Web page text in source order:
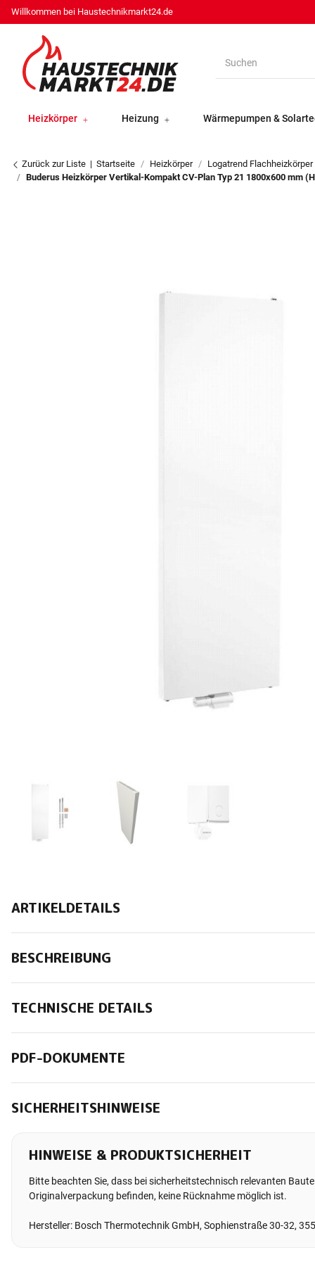
Willkommen bei Haustechnikmarkt24.de
Heizkörper Heizung Wärmepumpen &
Zurück zur Liste Startseite Heizkörper Logatrend
Buderus Heizkörper Vertikal-Kompakt CV-Plan Typ 21 1800x600 mm
ARTIKELDETAILS
BESCHREIBUNG
TECHNISCHE DETAILS
PDF-DOKUMENTE
SICHERHEITSHINWEISE
HINWEISE & PRODUKTSICHERHEIT
Bitte beachten Sie, dass bei sicherheitstechnisch relevanten
Originalverpackung befinden, keine Rücknahme möglich ist.
Hersteller: Bosch Thermotechnik GmbH, Sophienstraße 30-32,